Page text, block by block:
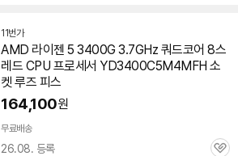
11번가
AMD 라이젠 5 3400G 3.7GHz 쿼드코어 8스
레드 CPU 프로세서 YD3400C5M4MFH 소
켓 루즈 피스
164,100원
무료배송
26.08. 등록